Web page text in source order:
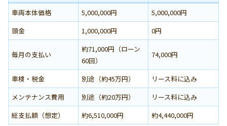
車両本体価格
5,000,000円
5,000,000円
頭金
1,000,000円 0円
毎月の支払い
約71,000円（ローン
60回）
74,000円
車検・税金 別途（約45万円）
リース料に込み
メンテナンス費用
別途（約20万円）
リース料に込み
総支払額（想定）
約6,510,000円 約4,440,000円